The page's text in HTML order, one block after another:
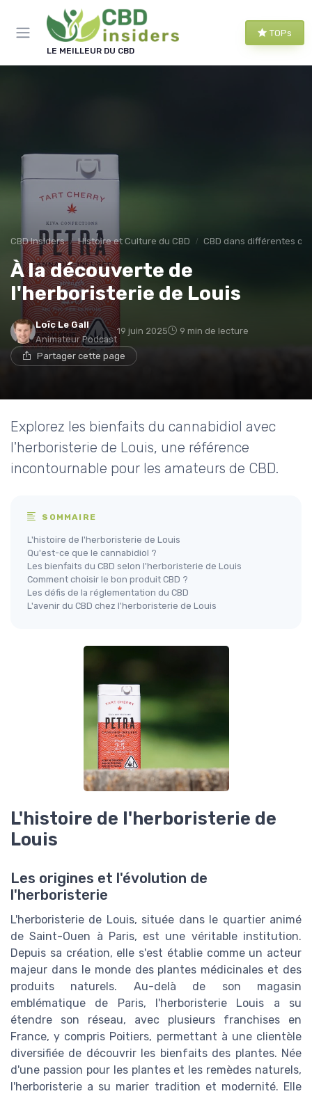
LE MEILLEUR DU CBD
TOPs
CBD Insiders Histoire et Culture du CBD CBD dans différentes
À la découverte de
l'herboristerie de Louis
Loïc Le Gall
Animateur Podcast
19 juin 2025 9 min de lecture
Partager cette page
Explorez les bienfaits du cannabidiol avec
l'herboristerie de Louis, une référence
incontournable pour les amateurs de CBD.
SOMMAIRE
L'histoire de l'herboristerie de Louis
Qu'est-ce que le cannabidiol ?
Les bienfaits du CBD selon l'herboristerie de Louis
Comment choisir le bon produit CBD ?
Les défis de la réglementation du CBD
L'avenir du CBD chez l'herboristerie de Louis
L'histoire de l'herboristerie de
Louis
Les origines et l'évolution de
l'herboristerie
L'herboristerie de Louis, située dans le quartier animé
de Saint-Ouen à Paris, est une véritable institution.
Depuis sa création, elle s'est établie comme un acteur
majeur dans le monde des plantes médicinales et des
produits naturels. Au-delà de son magasin
emblématique de Paris, l'herboristerie Louis a su
étendre son réseau, avec plusieurs franchises en
France, y compris Poitiers, permettant à une clientèle
diversifiée de découvrir les bienfaits des plantes. Née
d'une passion pour les plantes et les remèdes naturels,
l'herboristerie a su marier tradition et modernité. Elle
Panneau de gestion des cookies